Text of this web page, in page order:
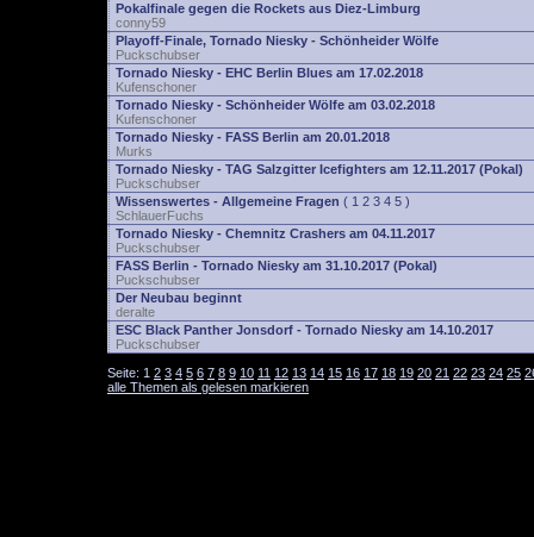
Pokalfinale gegen die Rockets aus Diez-Limburg
conny59
Playoff-Finale, Tornado Niesky - Schönheider Wölfe
Puckschubser
Tornado Niesky - EHC Berlin Blues am 17.02.2018
Kufenschoner
Tornado Niesky - Schönheider Wölfe am 03.02.2018
Kufenschoner
Tornado Niesky - FASS Berlin am 20.01.2018
Murks
Tornado Niesky - TAG Salzgitter Icefighters am 12.11.2017 (Pokal)
Puckschubser
Wissenswertes - Allgemeine Fragen ( 1 2 3 4 5 )
SchlauerFuchs
Tornado Niesky - Chemnitz Crashers am 04.11.2017
Puckschubser
FASS Berlin - Tornado Niesky am 31.10.2017 (Pokal)
Puckschubser
Der Neubau beginnt
deralte
ESC Black Panther Jonsdorf - Tornado Niesky am 14.10.2017
Puckschubser
Seite: 1 2 3 4 5 6 7 8 9 10 11 12 13 14 15 16 17 18 19 20 21 22 23 24 25
alle Themen als gelesen markieren